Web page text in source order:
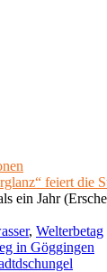
feiert die
ein Jahr
, Welterbetag
in Göggingen